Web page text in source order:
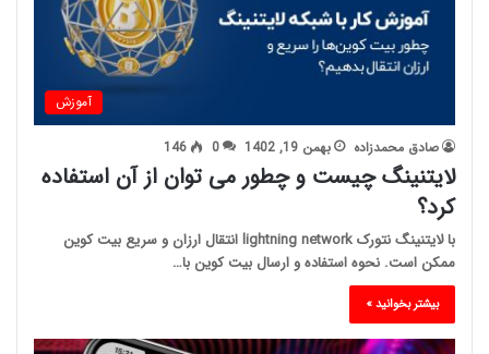
آموزش
صادق محمدزاده بهمن 19, 1402 0
146
لایتنینگ چیست و چطور می توان از آن استفاده
کرد؟
با لایتنینگ نتورک lightning network انتقال ارزان و سریع بیت کوین
ممکن است. نحوه استفاده و ارسال بیت کوین با…
بیشتر بخوانید »